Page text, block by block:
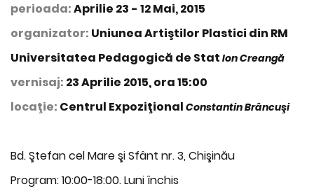
perioada:Aprilie 23 - 12 Mai, 2015
organizator: Uniunea Artiştilor Plastici din RM
Universitatea Pedagogică de Stat Ion Creangă
vernisaj: 23 Aprilie 2015, ora 15:00
locaţie: Centrul Expoziţional Constantin Brâncuşi
Bd. Ştefan cel Mare şi Sfânt nr. 3, Chişinău
Program: 10:00-18:00. Luni închis